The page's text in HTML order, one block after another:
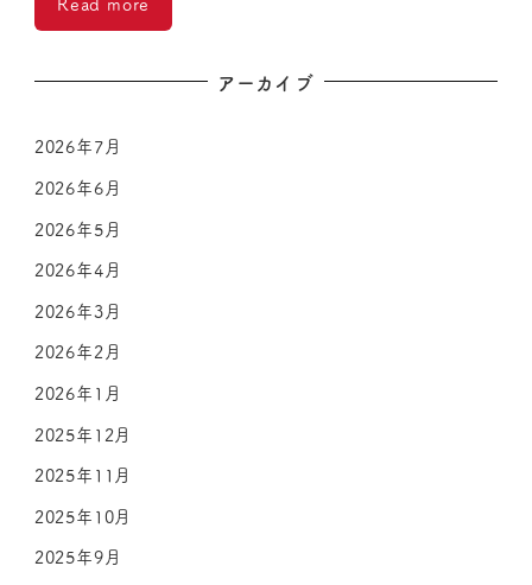
アーカイブ
2026年7月
2026年6月
2026年5月
2026年4月
2026年3月
2026年2月
2026年1月
2025年12月
2025年11月
2025年10月
2025年9月